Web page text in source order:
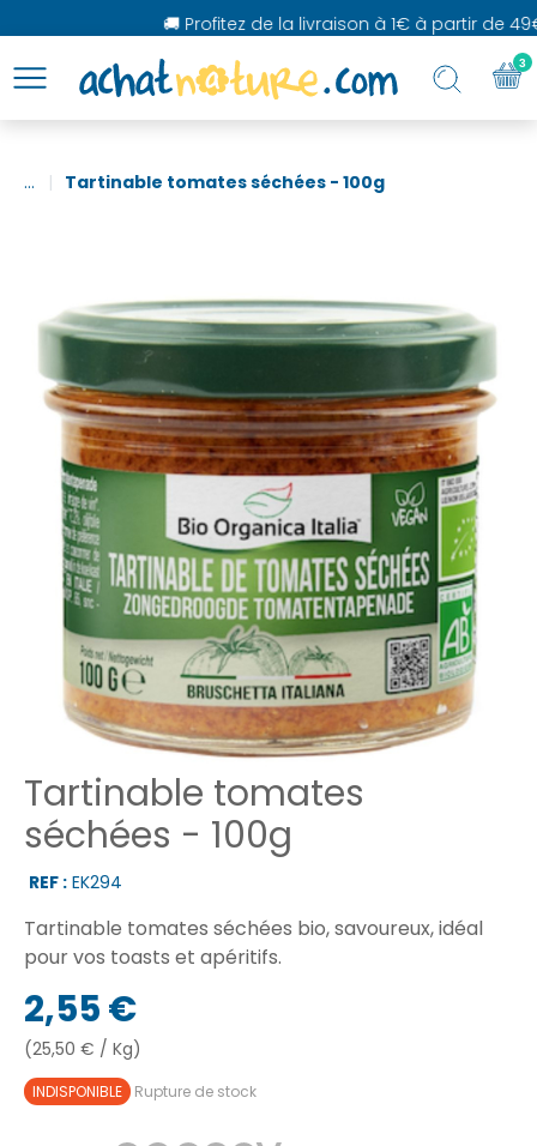
🚚 Profitez de la livraison à 1€ à partir de
... Tartinable tomates séchées - 100g
Tartinable tomates
séchées - 100g
REF : EK294
Tartinable tomates séchées bio, savoureux, idéal
pour vos toasts et apéritifs.
2,55 €
(25,50 € / Kg)
INDISPONIBLE Rupture de stock
3